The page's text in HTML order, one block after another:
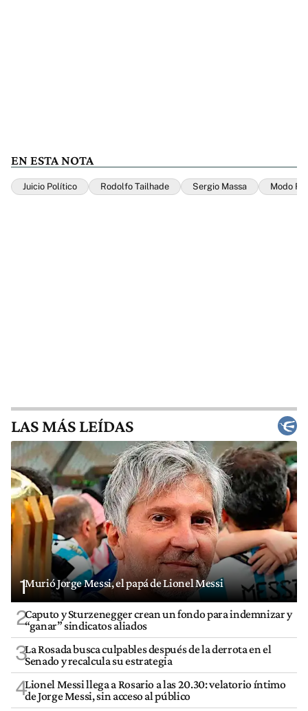
EN ESTA NOTA
Juicio Político Rodolfo Tailhade Sergio Massa Modo
LAS MÁS LEÍDAS
1Murió Jorge Messi, el papá de Lionel Messi
2Caputo y Sturzenegger crean un fondo para indemnizar y
“ganar” sindicatos aliados
3La Rosada busca culpables después de la derrota en el
Senado y recalcula su estrategia
4Lionel Messi llega a Rosario a las 20.30: velatorio íntimo
de Jorge Messi, sin acceso al público